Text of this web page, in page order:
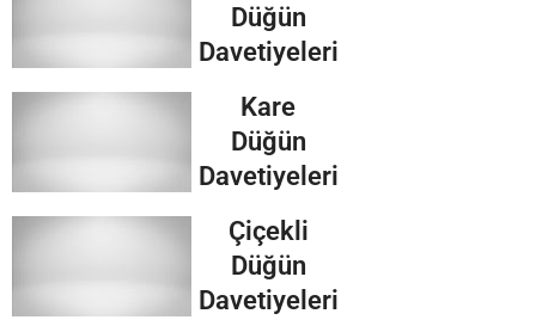
Düğün
Davetiyeleri
Kare
Düğün
Davetiyeleri
Çiçekli
Düğün
Davetiyeleri